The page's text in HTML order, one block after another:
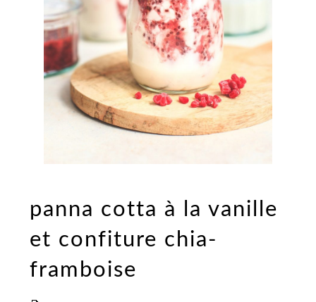
panna cotta à la vanille
et confiture chia-
framboise